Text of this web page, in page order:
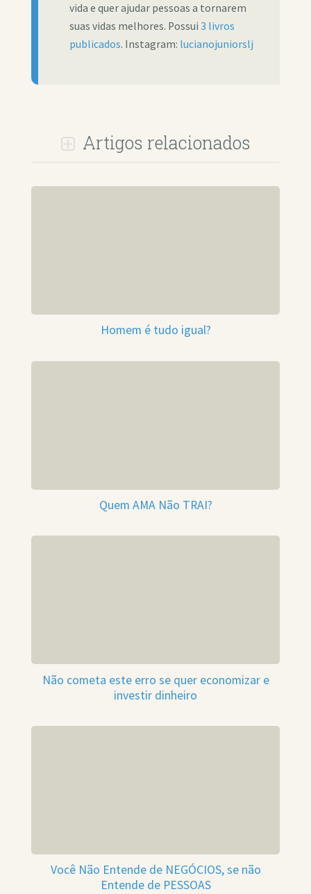
vida e quer ajudar pessoas a tornarem
suas vidas melhores. Possui 3 livros
publicados. Instagram: lucianojuniorslj
Artigos relacionados
Homem é tudo igual?
Quem AMA Não TRAI?
Não cometa este erro se quer economizar e
investir dinheiro
Você Não Entende de NEGÓCIOS, se não
Entende de PESSOAS